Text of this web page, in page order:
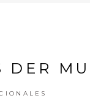
DER